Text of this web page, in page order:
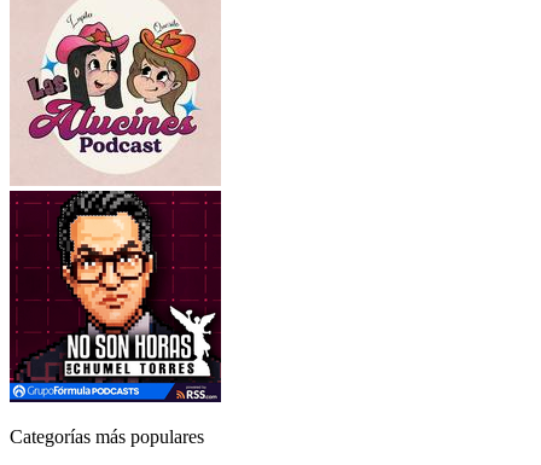
Categorías más populares